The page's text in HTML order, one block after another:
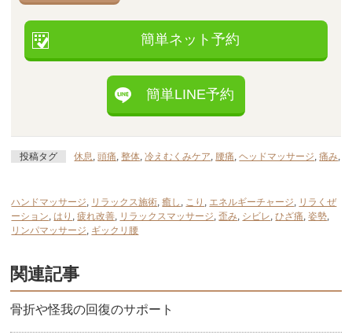
簡単ネット予約
簡単LINE予約
投稿タグ 休息,頭痛,整体,冷えむくみケア, 腰痛,ヘッドマッサージ,痛み,
ハンドマッサージ, リラックス施術,癒し , こり , エネルギーチャージ, リラくぜ
ーション, はり ,疲れ改善, リラックスマッサージ,歪み, シビレ,ひざ痛,姿勢,
リンパマッサージ, ギックリ腰
関連記事
骨折や怪我の回復のサポート